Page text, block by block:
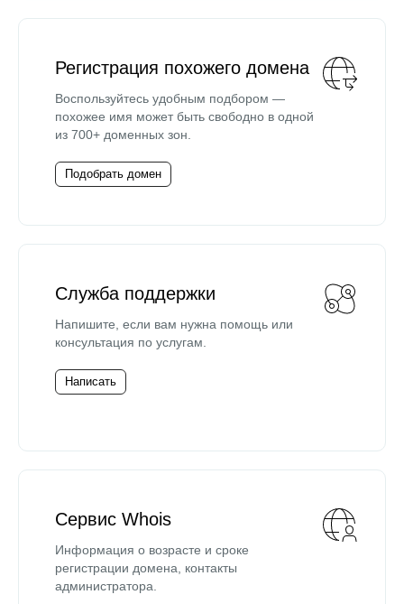
Регистрация похожего домена
Воспользуйтесь удобным подбором —
похожее имя может быть свободно в одной
из 700+ доменных зон.
Подобрать домен
Служба поддержки
Напишите, если вам нужна помощь или
консультация по услугам.
Написать
Сервис Whois
Информация о возрасте и сроке
регистрации домена, контакты
администратора.